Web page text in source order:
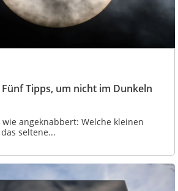
Tipps, um nicht im Dunkeln
angeknabbert: Welche kleinen
seltene...